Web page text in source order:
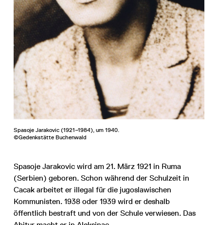
Spasoje Jarakovic (1921–1984), um 1940.
©Gedenkstätte Buchenwald
Spasoje Jarakovic wird am 21. März 1921 in Ruma
(Serbien) geboren. Schon während der Schulzeit in
Cacak arbeitet er illegal für die jugoslawischen
Kommunisten. 1938 oder 1939 wird er deshalb
öffentlich bestraft und von der Schule verwiesen. Das